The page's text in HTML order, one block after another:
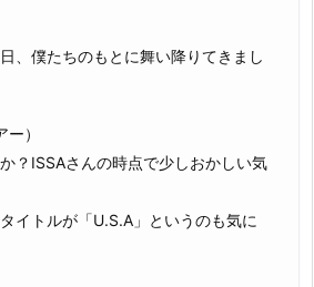
、僕たちのもとに舞い降りてきまし
）
？ISSAさんの時点で少しおかしい気
イトルが「U.S.A」というのも気に